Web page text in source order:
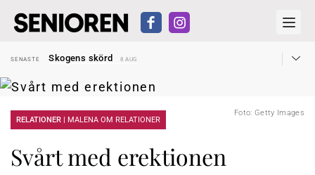
SENASTE
Skogens skörd
8 AUG
SENASTE
Reform för äldre kan bli slag i luften
Kravet: Nu måste 65-årsgränsen bort
SENASTE
Snart kan telefonförsäljning förbjudas i Sverige
SENASTE
Hyror rusar ifrån äldres bostadstillägg
Foto: Getty Images
RELATIONER | MALENA OM RELATIONER
Svårt med erektionen